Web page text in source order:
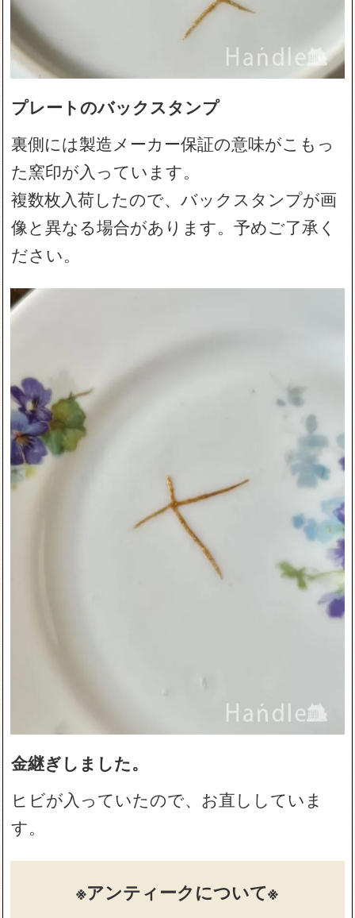
プレートのバックスタンプ
裏側には製造メーカー保証の意味がこもっ
た窯印が入っています。
複数枚入荷したので、バックスタンプが画
像と異なる場合があります。予めご了承く
ださい。
金継ぎしました。
ヒビが入っていたので、お直ししていま
す。
※アンティークについて※